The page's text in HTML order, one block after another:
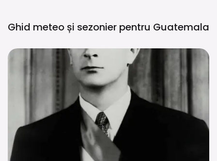
Ghid meteo și sezonier pentru Guatemala